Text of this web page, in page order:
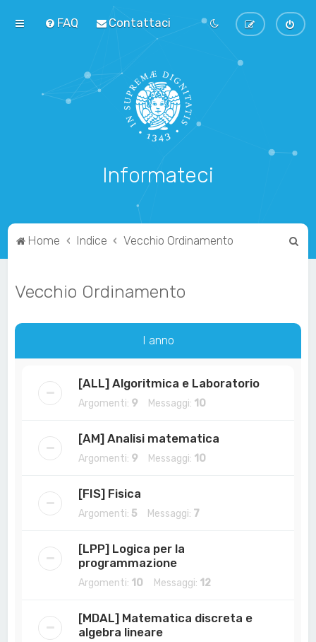
FAQ Contattaci
Informateci
Home Indice Vecchio Ordinamento
Vecchio Ordinamento
I anno
[ALL] Algoritmica e Laboratorio
Argomenti: 9 Messaggi: 10
[AM] Analisi matematica
Argomenti: 9 Messaggi: 10
[FIS] Fisica
Argomenti: 5 Messaggi: 7
[LPP] Logica per la
programmazione
Argomenti: 10 Messaggi: 12
[MDAL] Matematica discreta e
algebra lineare